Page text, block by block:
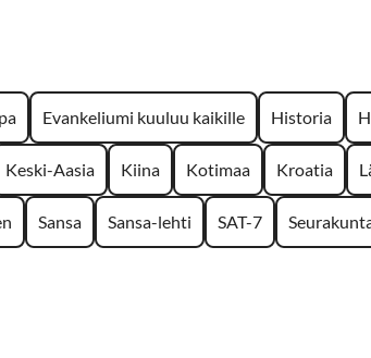
Evankeliumi kuuluu kaikille Historia
Keski-Aasia Kiina Kotimaa Kroatia
Sansa Sansa-lehti SAT-7